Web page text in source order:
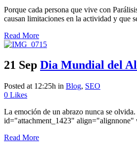
Porque cada persona que vive con
causan limitaciones en la actividad y que
Read More
21 Sep Dia Mundial del
Posted at 12:25h in Blog, SEO
0 Likes
La emoción de un abrazo nunca se
id="attachment_1423"
Read More